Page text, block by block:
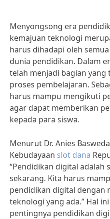
Menyongsong era
kemajuan teknologi
harus dihadapi oleh
dunia pendidikan. Dalam
telah menjadi bagian
proses pembelajaran.
harus mampu mengikuti
agar dapat memberikan
kepada para siswa.
Menurut Dr. Anies
Kebudayaan slot dana
“Pendidikan digital adalah
sekarang. Kita harus
pendidikan digital dengan
teknologi yang ada.” Hal
pentingnya pendidikan